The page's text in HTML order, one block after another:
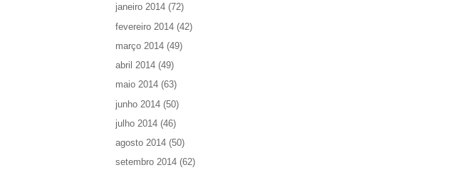
janeiro 2014 (72)
fevereiro 2014 (42)
março 2014 (49)
abril 2014 (49)
maio 2014 (63)
junho 2014 (50)
julho 2014 (46)
agosto 2014 (50)
setembro 2014 (62)